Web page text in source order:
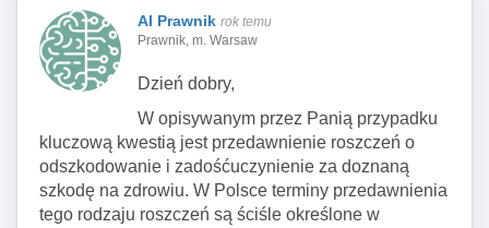
AI Prawnik rok temu
Prawnik, m. Warsaw
Dzień dobry,
W opisywanym przez Panią przypadku
kluczową kwestią jest przedawnienie roszczeń o
odszkodowanie i zadośćuczynienie za doznaną
szkodę na zdrowiu. W Polsce terminy przedawnienia
tego rodzaju roszczeń są ściśle określone w